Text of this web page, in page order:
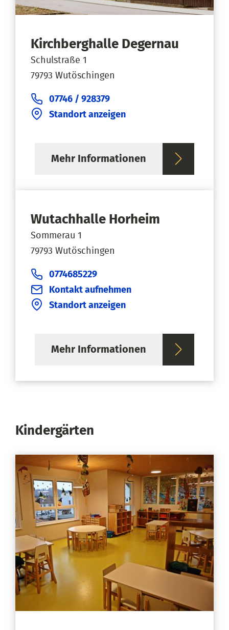
Kirchberghalle Degernau
Schulstraße 1
79793 Wutöschingen
07746 / 928379
Standort anzeigen
Mehr Informationen
Wutachhalle Horheim
Sommerau 1
79793 Wutöschingen
0774685229
Kontakt aufnehmen
Standort anzeigen
Mehr Informationen
Kindergärten